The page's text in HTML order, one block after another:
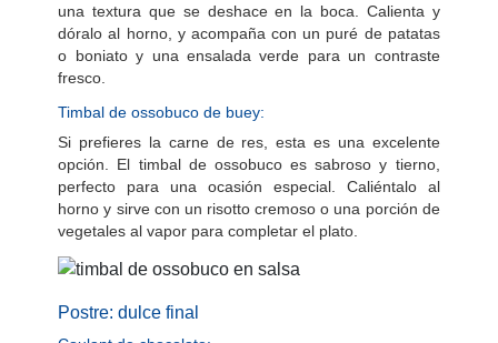
una textura que se deshace en la boca. Calienta y
dóralo al horno, y acompaña con un puré de patatas
o boniato y una ensalada verde para un contraste
fresco.
Timbal de ossobuco de buey:
Si prefieres la carne de res, esta es una excelente
opción. El timbal de ossobuco es sabroso y tierno,
perfecto para una ocasión especial. Caliéntalo al
horno y sirve con un risotto cremoso o una porción de
vegetales al vapor para completar el plato.
Postre: dulce final